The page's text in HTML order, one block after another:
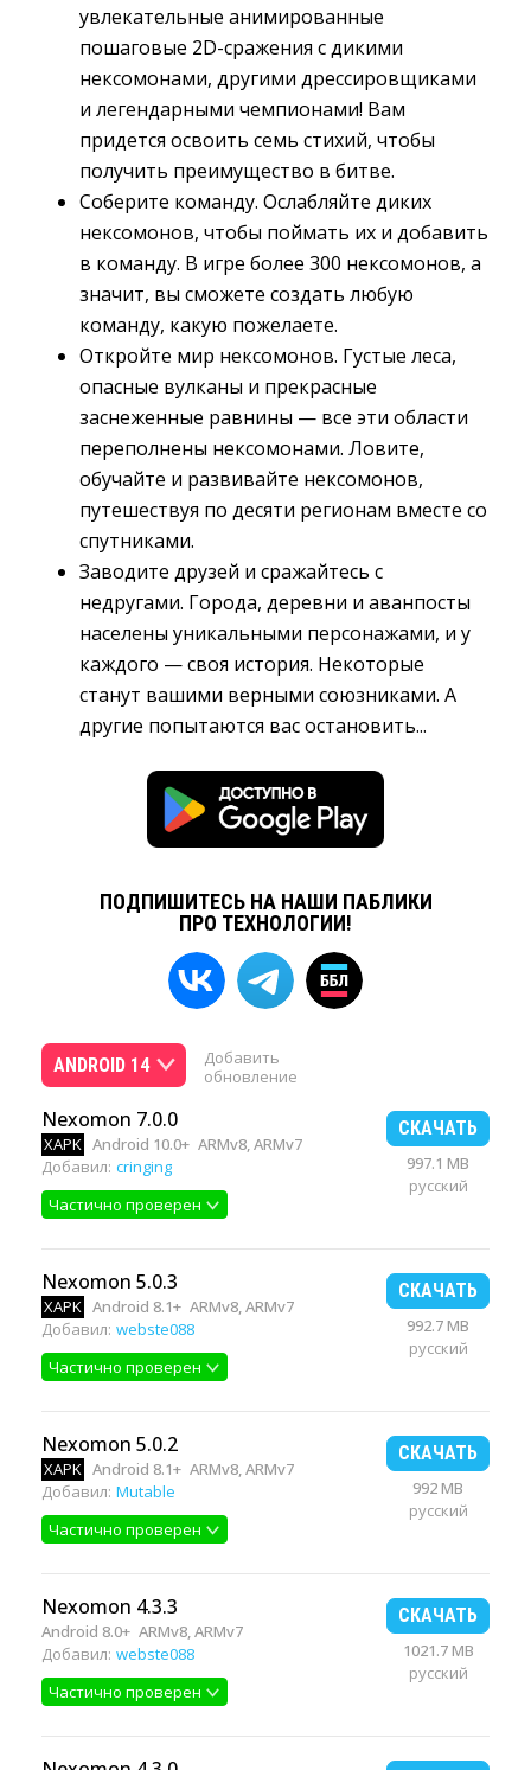
увлекательные анимированные
пошаговые 2D-сражения с дикими
нексомонами, другими дрессировщиками
и легендарными чемпионами! Вам
придется освоить семь стихий, чтобы
получить преимущество в битве.
Соберите команду. Ослабляйте диких
нексомонов, чтобы поймать их и добавить
в команду. В игре более 300 нексомонов, а
значит, вы сможете создать любую
команду, какую пожелаете.
Откройте мир нексомонов. Густые леса,
опасные вулканы и прекрасные
заснеженные равнины — все эти области
переполнены нексомонами. Ловите,
обучайте и развивайте нексомонов,
путешествуя по десяти регионам вместе со
спутниками.
Заводите друзей и сражайтесь с
недругами. Города, деревни и аванпосты
населены уникальными персонажами, и у
каждого — своя история. Некоторые
станут вашими верными союзниками. А
другие попытаются вас остановить...
ПОДПИШИТЕСЬ НА НАШИ ПАБЛИКИ
ПРО ТЕХНОЛОГИИ!
ANDROID 14
Добавить
обновление
Nexomon 7.0.0
XAPK Android 10.0+ ARMv8, ARMv7
Добавил: cringing
Частично проверен
СКАЧАТЬ
997.1 MB
русский
Nexomon 5.0.3
XAPK Android 8.1+ ARMv8, ARMv7
Добавил: webste088
Частично проверен
СКАЧАТЬ
992.7 MB
русский
Nexomon 5.0.2
XAPK Android 8.1+ ARMv8, ARMv7
Добавил: Mutable
Частично проверен
СКАЧАТЬ
992 MB
русский
Nexomon 4.3.3
Android 8.0+ ARMv8, ARMv7
Добавил: webste088
Частично проверен
СКАЧАТЬ
1021.7 MB
русский